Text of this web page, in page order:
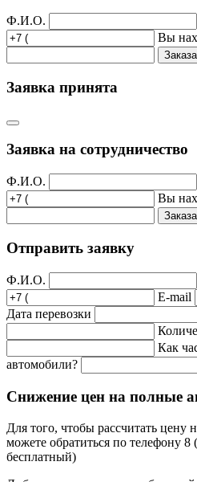
Ф.И.О.
Вы
Заявка принята
Заявка на сотрудничество
Ф.И.О.
Вы
Отправить заявку
Ф.И.О.
E-mail
Дата перевозки
Как
автомобили?
Снижение цен на полные
Для того, чтобы рассчитать цену
можете обратиться по телефону 8
бесплатный)